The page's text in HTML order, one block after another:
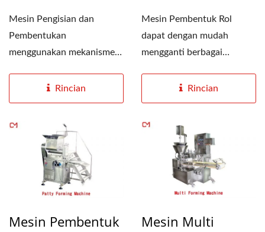
Mesin Pengisian dan
Pembentukan
menggunakan mekanisme
sekrup dengan sistem...
Rincian
Mesin Pembentuk Rol
dapat dengan mudah
mengganti berbagai
bentuk produk,...
Rincian
Mesin Pembentuk
Mesin Multi